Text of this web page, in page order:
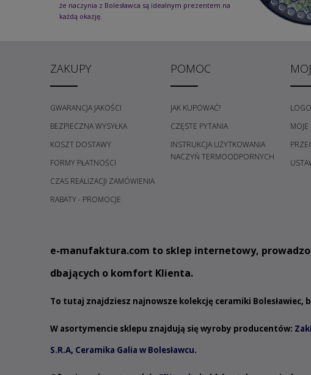
że naczynia z Bolesławca są idealnym prezentem na
każdą okazję.
ZAKUPY
GWARANCJA JAKOŚCI
BEZPIECZNA WYSYŁKA
KOSZT DOSTAWY
FORMY PŁATNOŚCI
CZAS REALIZACJI ZAMÓWIENIA
RABATY - PROMOCJE
POMOC
JAK KUPOWAĆ?
CZĘSTE PYTANIA
INSTRUKCJA UŻYTKOWANIA
NACZYŃ TERMOODPORNYCH
e-manufaktura.com to sklep internetowy,
dbających o komfort Klienta.
To tutaj znajdziesz najnowsze kolekcję ceramiki
W asortymencie sklepu znajdują się wyroby producentów:
S.R.A, Ceramika Galia w Bolesławcu.